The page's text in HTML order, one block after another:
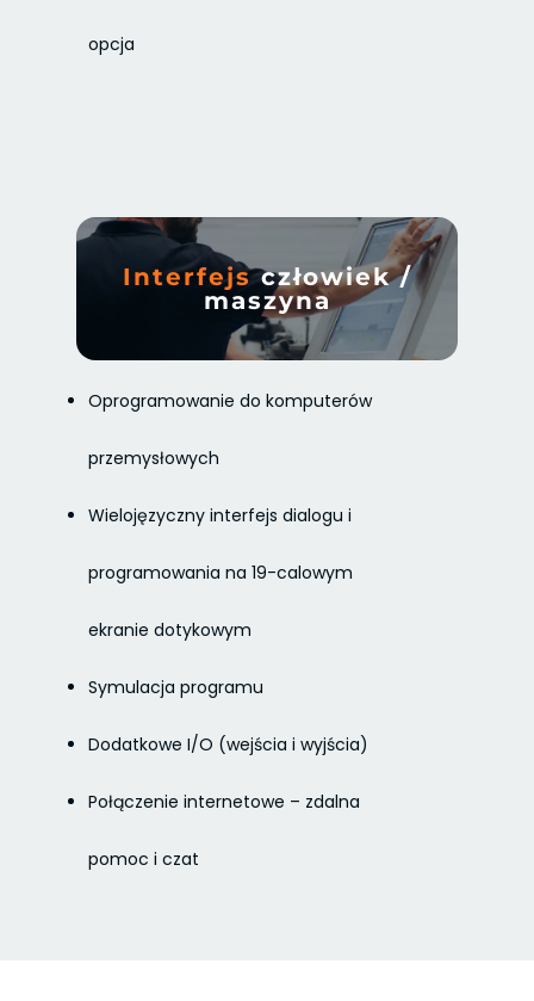
opcja
Interfejsczłowiek /
maszyna
Oprogramowanie do komputerów
przemysłowych
Wielojęzyczny interfejs dialogu i
programowania na 19-calowym
ekranie dotykowym
Symulacja programu
Dodatkowe I/O (wejścia i wyjścia)
Połączenie internetowe – zdalna
pomoc i czat